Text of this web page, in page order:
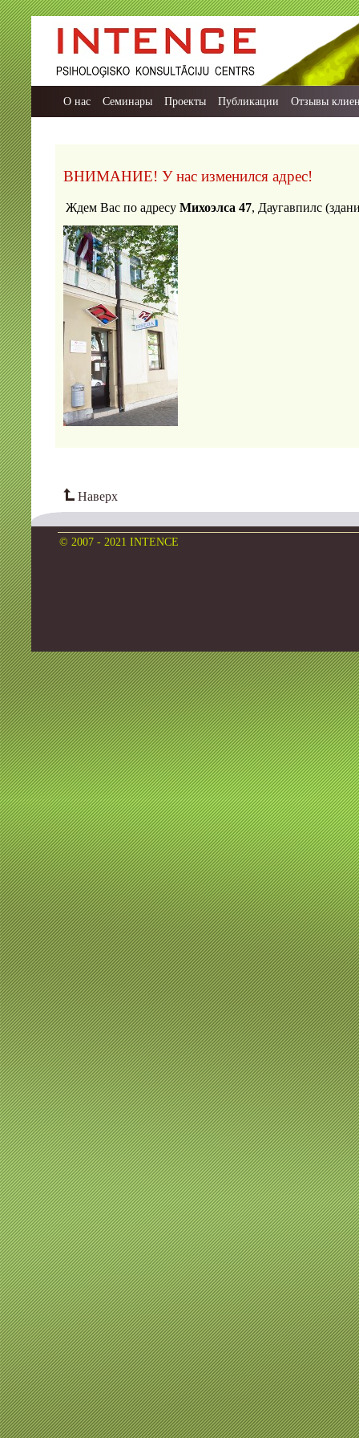
О нас Семинары Проекты Публикации Отзывы
ВНИМАНИЕ! У нас изменился адрес!
Ждем Вас по адресу Михоэлса 47, Даугавпилс
Наверх
© 2007 - 2021 INTENCE